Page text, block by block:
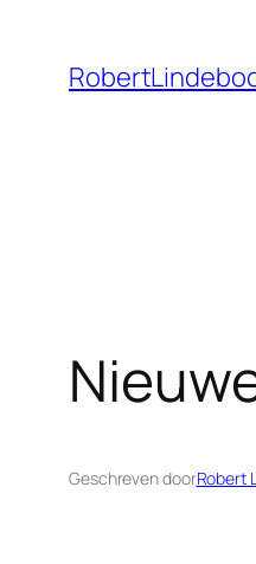
Geschreven doorRobert